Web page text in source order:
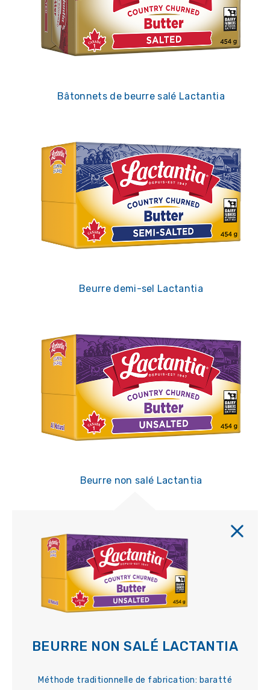
Bâtonnets de beurre salé Lactantia
Beurre demi-sel Lactantia
Beurre non salé Lactantia
BEURRE NON SALÉ LACTANTIA
Méthode traditionnelle de fabrication: baratté